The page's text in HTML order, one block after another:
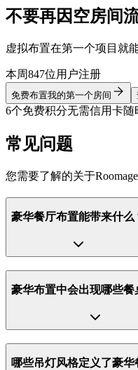
不要再因空房间
虚拟布置在第一个项目就
本周847位用户注册
免费布置我的第一个房间
6个免费积分无需信用卡随
常见问题
您需要了解的关于
豪华餐厅布置能带来什么
豪华布置中会出现哪些餐
哪些吊灯风格定义了豪华